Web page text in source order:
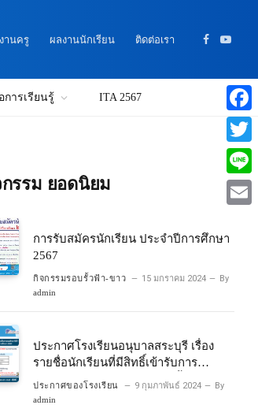
านครู ผลงานนักเรียน ติดต่อเรา
Facebook
การเรียนรู้ ITA 2567
รรม ยอดนิยม
การรับสมัครนักเรียน ประจำปีการศึกษา
2567
กิจกรรมรอบรั้วฟ้า-ขาว 15 มกราคม 2024 By
admin
ประกาศโรงเรียนอนุบาลสระบุรี เรื่อง
รายชื่อนักเรียนที่มีสิทธิ์เข้ารับการ
ประเมินความพร้อมเข้าเรียนชั้นประถม
ศึกษาปีที่ 1 โครงการห้องเรียนพิเศษ
ประกาศของโรงเรียน 9 กุมภาพันธ์ 2024 By
admin
Line